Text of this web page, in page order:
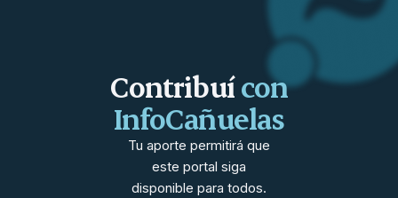
Contribuícon
InfoCañuelas
Tu aporte permitirá que
este portal siga
disponible para todos.